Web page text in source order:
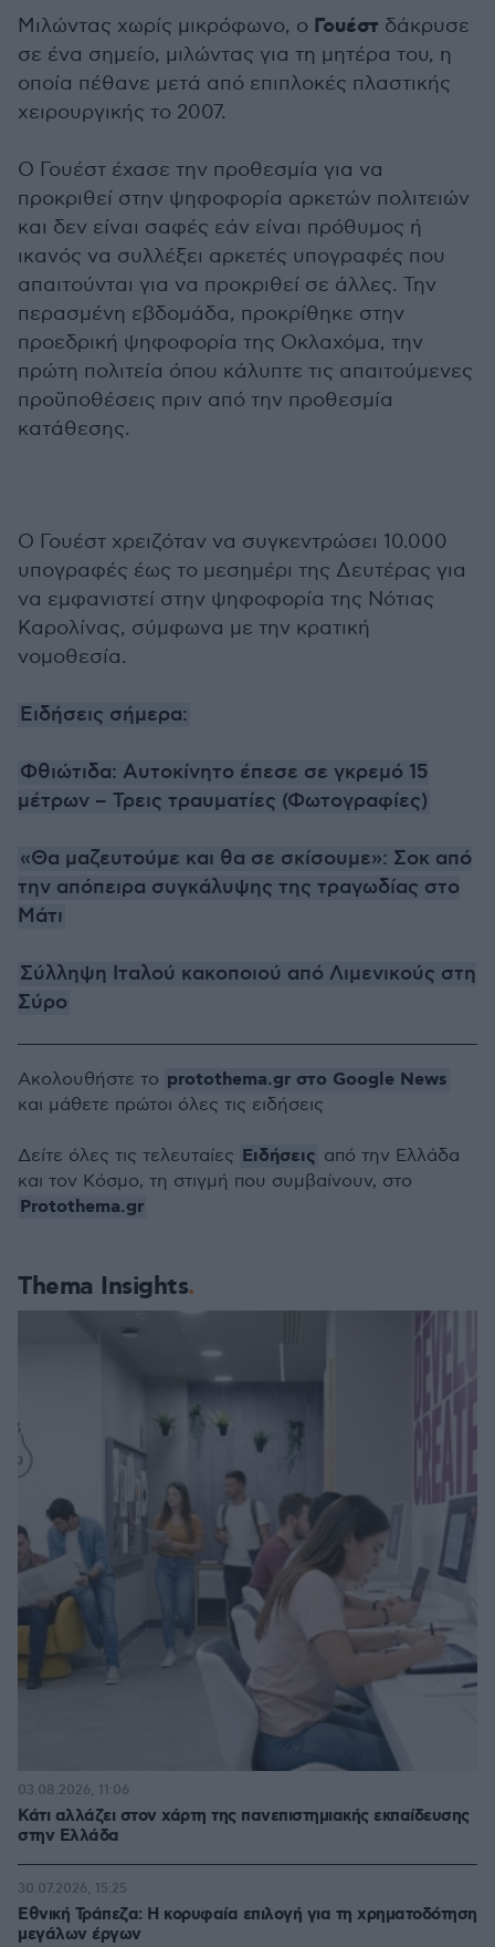
Μιλώντας χωρίς μικρόφωνο, ο Γουέστ δάκρυσε
σε ένα σημείο, μιλώντας για τη μητέρα του, η
οποία πέθανε μετά από επιπλοκές πλαστικής
χειρουργικής το 2007.
Ο Γουέστ έχασε την προθεσμία για να
προκριθεί στην ψηφοφορία αρκετών πολιτειών
και δεν είναι σαφές εάν είναι πρόθυμος ή
ικανός να συλλέξει αρκετές υπογραφές που
απαιτούνται για να προκριθεί σε άλλες. Την
περασμένη εβδομάδα, προκρίθηκε στην
προεδρική ψηφοφορία της Οκλαχόμα, την
πρώτη πολιτεία όπου κάλυπτε τις απαιτούμενες
προϋποθέσεις πριν από την προθεσμία
κατάθεσης.
Ο Γουέστ χρειζόταν να συγκεντρώσει 10.000
υπογραφές έως το μεσημέρι της Δευτέρας για
να εμφανιστεί στην ψηφοφορία της Νότιας
Καρολίνας, σύμφωνα με την κρατική
νομοθεσία.
Ειδήσεις σήμερα:
Φθιώτιδα: Αυτοκίνητο έπεσε σε γκρεμό 15
μέτρων – Τρεις τραυματίες (Φωτογραφίες)
«Θα μαζευτούμε και θα σε σκίσουμε»: Σοκ από
την απόπειρα συγκάλυψης της τραγωδίας στο
Μάτι
Σύλληψη Ιταλού κακοποιού από Λιμενικούς στη
Σύρο
Thema Insights
Κάτι αλλάζει στον χάρτη της πανεπιστημιακής εκπαίδευσης
στην Ελλάδα
03.08.2026, 11:06
Εθνική Τράπεζα: Η κορυφαία επιλογή για τη χρηματοδότηση
μεγάλων έργων
30.07.2026, 15:25
Ακολουθήστε το protothema.gr στο Google News
και μάθετε πρώτοι όλες τις ειδήσεις
Δείτε όλες τις τελευταίες Ειδήσεις από την Ελλάδα
και τον Κόσμο, τη στιγμή που συμβαίνουν, στο
Protothema.gr